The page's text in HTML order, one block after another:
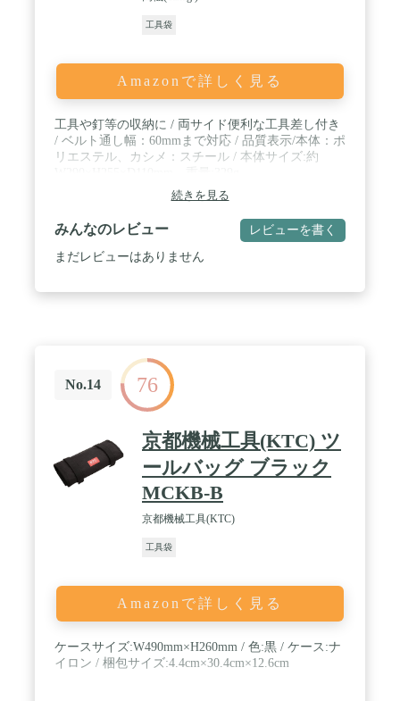
工具袋
Amazonで詳しく見る
工具や釘等の収納に / 両サイド便利な工具差し付き
/ ベルト通し幅：60mmまで対応 / 品質表示/本体：ポ
リエステル、カシメ：スチール / 本体サイズ:約
続きを見る
みんなのレビュー レビューを書く
まだレビューはありません
No.14 76
京都機械工具(KTC) ツ
ールバッグ ブラック
MCKB-B
京都機械工具(KTC)
工具袋
Amazonで詳しく見る
ケースサイズ:W490mm×H260mm / 色:黒 / ケース:ナ
イロン / 梱包サイズ:4.4cm×30.4cm×12.6cm